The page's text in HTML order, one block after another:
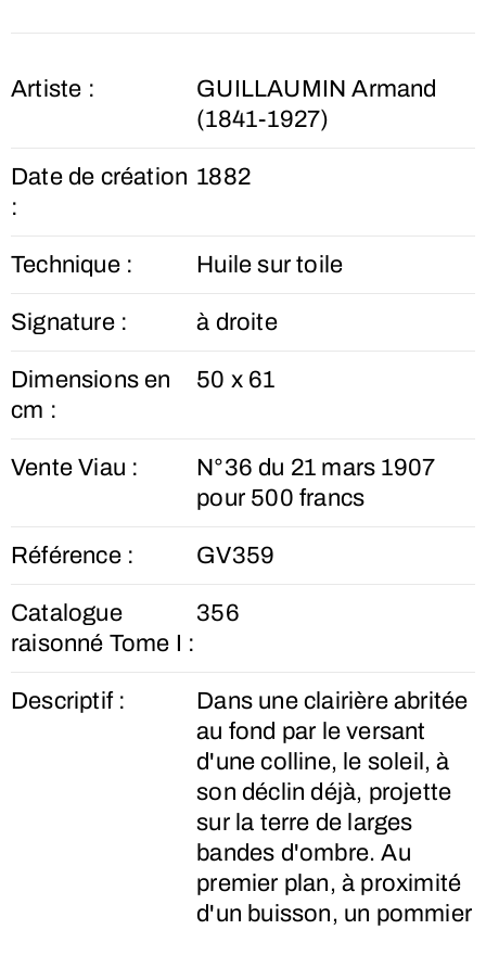
Artiste :
GUILLAUMIN Armand
(1841-1927)
Date de création
:
1882
Technique : Huile sur toile
Signature : à droite
Dimensions en
cm :
50 x 61
Vente Viau :
N°36 du 21 mars 1907
pour 500 francs
Référence : GV359
Catalogue
raisonné Tome I :
356
Descriptif :
Dans une clairière abritée
au fond par le versant
d'une colline, le soleil, à
son déclin déjà, projette
sur la terre de larges
bandes d'ombre. Au
premier plan, à proximité
d'un buisson, un pommier